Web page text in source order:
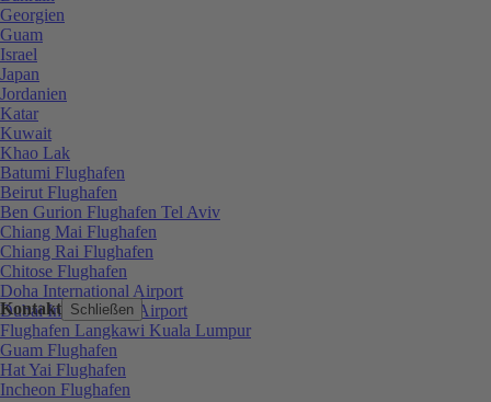
Kontakt Schließen
Georgien
Guam
Israel
Japan
Jordanien
Katar
Kuwait
Khao Lak
Batumi Flughafen
Beirut Flughafen
Ben Gurion Flughafen Tel Aviv
Chiang Mai Flughafen
Chiang Rai Flughafen
Chitose Flughafen
Doha International Airport
Dubai International Airport
Flughafen Langkawi Kuala Lumpur
Guam Flughafen
Hat Yai Flughafen
Incheon Flughafen